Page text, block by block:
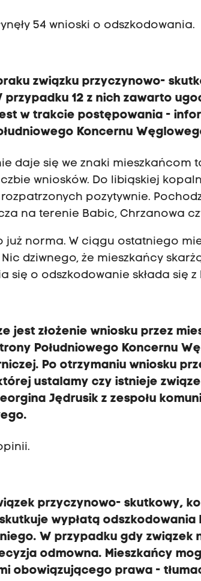
54 wnioski o odszkodowania.
związku przyczynowo-
przypadku 12 z nich zawarto
w trakcie postępowania -
Koncernu
daje się we znaki mieszkańcom
wniosków. Do libiąskiej
rozpatrzonych pozytywnie.
na terenie Babic, Chrzanowa
już norma. W ciągu ostatniego
dziwnego, że mieszkańcy
o odszkodowanie składa się z
jest złożenie wniosku przez
Południowego Koncernu
Po otrzymaniu wniosku
ustalamy czy istnieje
Jędrusik z zespołu
przyczynowo- skutkowy,
wypłatą
W przypadku gdy związek
odmowna. Mieszkańcy
obowiązującego prawa -